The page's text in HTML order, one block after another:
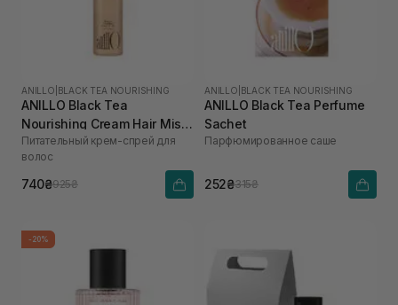
ANILLO BLACK TEA NOURISHING
ANILLO Black Tea
Nourishing Cream Hair Mist
для зволоження та
розгладження волосся 70
мл
Питательный крем-спрей для
волос
740₴925₴
ANILLO BLACK TEA NOURISHING
ANILLO Black Tea Perfume
Sachet
Парфюмированное саше
252₴315₴
-20%